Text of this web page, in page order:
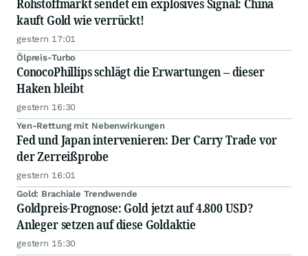
Rohstoffmarkt sendet ein explosives Signal: China
kauft Gold wie verrückt!
gestern 17:01
Ölpreis-Turbo
ConocoPhillips schlägt die Erwartungen – dieser
Haken bleibt
gestern 16:30
Yen-Rettung mit Nebenwirkungen
Fed und Japan intervenieren: Der Carry Trade vor
der Zerreißprobe
gestern 16:01
Gold: Brachiale Trendwende
Goldpreis-Prognose: Gold jetzt auf 4.800 USD?
Anleger setzen auf diese Goldaktie
gestern 15:30